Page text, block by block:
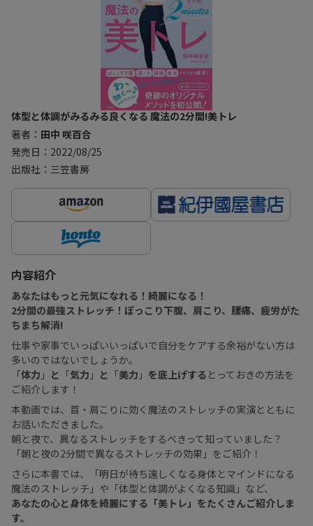
体型と体調がみるみる良くなる 魔法の2分間!美トレ
著者： 田中 咲百合
発売日：2022/08/25
出版社：三笠書房
内容紹介
あなたはもっと元気になれる！綺麗になる！
2分間の最強ストレッチ！ぽっこり下腹、肩こり、腰痛、疲労がた
ちまち解消!
仕事や家事でいっぱいいっぱいで自分をケアする余裕がない方は
多いのではないでしょうか。
「体力 」 と 「気力 」 と 「美力 」 を底上げする とっておきの方法を
ご紹介します！
本動画では、首・肩こりに効く魔法のストレッチの実演とともに
お話いただきました。
朝と夜で、異なるストレッチをするべきって知っていました？
「朝と夜の2分間で異なるストレッチの効果」をご紹介！
さらに本書では、「明日が待ち遠しくなる身体とマインドになる
魔法のストレッチ」や「体型と体調がよくなる知識」など、
あなたの心と身体を綺麗にする「美トレ」をたくさんご紹介しま
す。